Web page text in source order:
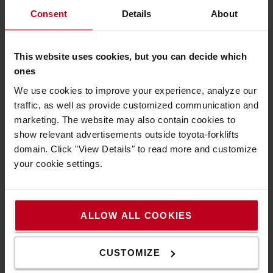
Consent Details About
This website uses cookies, but you can decide which
ones
We use cookies to improve your experience, analyze our
traffic, as well as provide customized communication and
marketing. The website may also contain cookies to
show relevant advertisements outside toyota-forklifts
domain. Click "View Details" to read more and customize
your cookie settings.
ALLOW ALL COOKIES
CUSTOMIZE
stratégiájának célja, hogy az elkövetkezendő
években csökkentse a selejtezett targoncák arányát.
Ezzel csökkentjük a nyersanyaggyártás mértékét és
hatását, ami bizonyítottan az új targoncák gyártása
szén-dioxid-kibocsátásának nagy részéért felelős.
Bár csak az új, energiahatékony termékek
alkalmasak a nagy igénybevételű alkalmazásokhoz,
a használt vagy felújított targoncákat továbbra is
felújítás csak a fülkét és a motort érinti, az alvázat
nem, ami azt jelenti, hogy kevesebb nyersanyagra
van szükség, mint amire a targonca teljes cseréjekor
lenne.